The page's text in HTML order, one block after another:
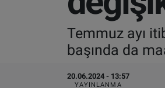
Temmuz ayı
başında da
20.06.2024 - 13:57
YAYINLANMA
ALGEMENE VOORWAARDEN
CONTACT